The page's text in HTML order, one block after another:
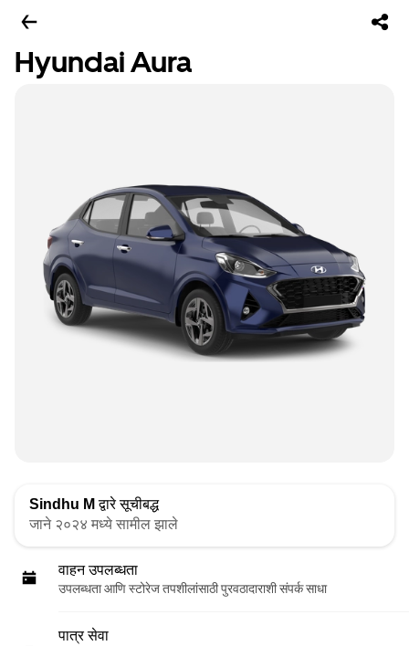
Hyundai Aura
Sindhu M द्वारे सूचीबद्ध
जाने २०२४ मध्ये सामील झाले
वाहन उपलब्धता
उपलब्धता आणि स्टोरेज तपशीलांसाठी पुरवठादाराशी संपर्क साधा
पात्र सेवा